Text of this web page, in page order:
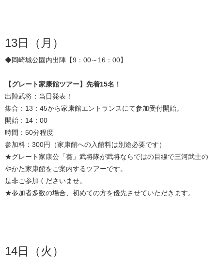
13日（月）
◆岡崎城公園内出陣【9：00～16：00】
【グレート家康館ツアー】先着15名！
出陣武将：当日発表！
集合：13：45から家康館エントランスにて参加受付開始。
開始：14：00
時間：50分程度
参加料：300円（家康館への入館料は別途必要です）
★グレート家康公「葵」武将隊が武将ならではの目線で三河武士の
やかた家康館をご案内するツアーです。
是非ご参加くださいませ。
★参加者多数の場合、初めての方を優先させていただきます。
14日（火）